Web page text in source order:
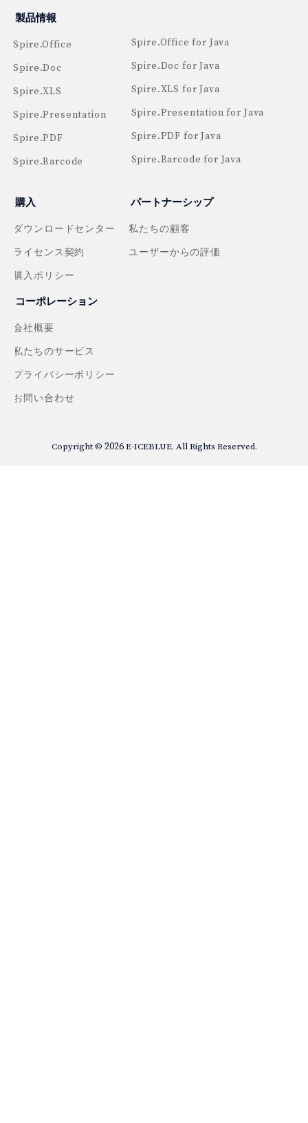
製品情報
Spire.Office
Spire.Doc
Spire.XLS
Spire.Presentation
Spire.PDF
Spire.Barcode
Spire.Office for Java
Spire.Doc for Java
Spire.XLS for Java
Spire.Presentation for Java
Spire.PDF for Java
Spire.Barcode for Java
購入
ダウンロードセンター
ライセンス契約
購入ポリシー
パートナーシップ
私たちの顧客
ユーザーからの評価
コーポレーション
会社概要
私たちのサービス
プライバシーポリシー
お問い合わせ
Copyright © 2026E-ICEBLUE. All Rights Reserved.